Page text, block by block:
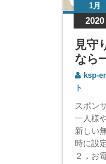
1月
2020
見守
なら
ksp-
ト
スポン
一人様
新しい
時に設
２，お